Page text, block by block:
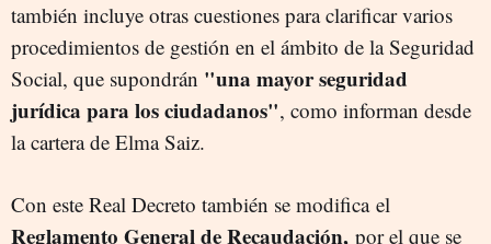
también incluye otras cuestiones para clarificar varios
procedimientos de gestión en el ámbito de la Seguridad
Social, que supondrán "una mayor seguridad
jurídica para los ciudadanos", como informan desde
la cartera de Elma Saiz.
Con este Real Decreto también se modifica el
Reglamento General de Recaudación, por el que se